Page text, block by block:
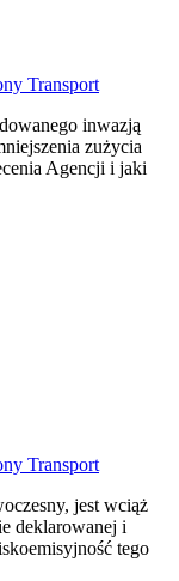
Transport
inwazją
zużycia
Agencji i jaki
Transport
jest wciąż
deklarowanej i
tego